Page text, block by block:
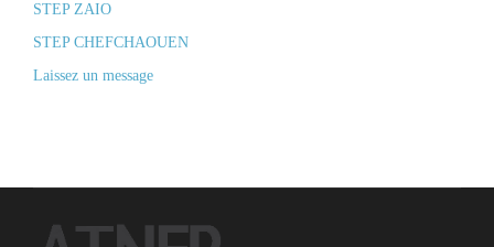
STEP ZAIO
STEP CHEFCHAOUEN
Laissez un message